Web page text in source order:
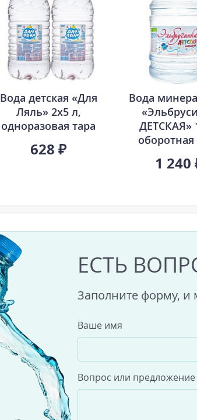
Вода детская «Для
Ляль» 2х5 л,
одноразовая тара
628 ₽
Вода
ДЕТСКАЯ»
оборотная
1 240
ЕСТЬ
Заполните форму, и
Ваше имя
Вопрос или предложение